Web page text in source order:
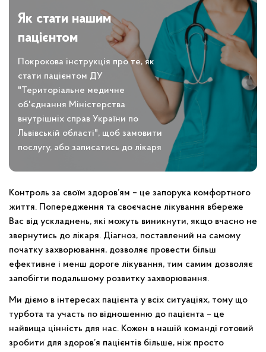
Як стати нашим
пацієнтом
Покрокова інструкція про те, як
стати пацієнтом ДУ
"Територіальне медичне
об'єднання Міністерства
внутрішніх справ України по
Львівській області", щоб замовити
послугу, або записатись до лікаря
Контроль за своїм здоров’ям – це запорука комфортного
життя. Попередження та своєчасне лікування вбереже
Вас від ускладнень, які можуть виникнути, якщо вчасно не
звернутись до лікаря. Діагноз, поставлений на самому
початку захворювання, дозволяє провести більш
ефективне і менш дороге лікування, тим самим дозволяє
запобігти подальшому розвитку захворювання.
Ми діємо в інтересах пацієнта у всіх ситуаціях, тому що
турбота та участь по відношенню до пацієнта – це
найвища цінність для нас. Кожен в нашій команді готовий
зробити для здоров’я пацієнтів більше, ніж просто